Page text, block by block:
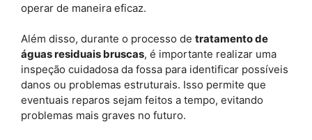
operar de maneira eficaz.
Além disso, durante o processo de tratamento de
águas residuais bruscas, é importante realizar uma
inspeção cuidadosa da fossa para identificar possíveis
danos ou problemas estruturais. Isso permite que
eventuais reparos sejam feitos a tempo, evitando
problemas mais graves no futuro.